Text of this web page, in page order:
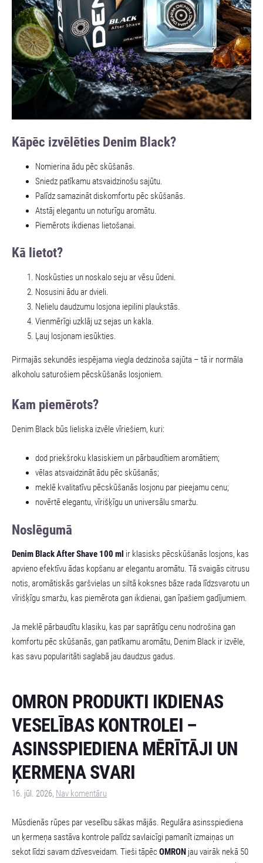
Kāpēc izvēlēties Denim Black?
Nomierina ādu pēc skūšanās.
Sniedz patīkamu atsvaidzinošu sajūtu.
Palīdz samazināt diskomfortu pēc skūšanās.
Atstāj elegantu un noturīgu aromātu.
Piemērots ikdienas lietošanai.
Kā lietot?
Noskūsties un noskalo seju ar vēsu ūdeni.
Nosusini ādu ar dvieli.
Nelielu daudzumu losjona iepilini plaukstās.
Vienmērīgi uzklāj uz sejas un kakla.
Ļauj losjonam iesūkties.
Pirmajās sekundēs iespējama viegla dedzinoša sajūta – tā ir normāla
alkoholu saturošiem pēcskūšanās losjoniem.
Kam piemērots?
Denim Black būs lieliska izvēle vīriešiem, kuri:
dod priekšroku klasiskiem un pārbaudītiem aromātiem;
vēlas atsvaidzināt ādu pēc skūšanās;
meklē kvalitatīvu pēcskūšanās losjonu par pieejamu cenu;
novērtē elegantu, vīrišķīgu un universālu smaržu.
Noslēgumā
Denim Black After Shave 100 ml ir klasisks pēcskūšanās losjons, kas
apvieno efektīvu ādas kopšanu ar elegantu aromātu. Tā svaigās citrusu
notis, aromātiskās garšvielas un siltā koksnes bāze rada līdzsvarotu un
vīrišķīgu smaržu, kas piemērota gan ikdienai, gan īpašiem gadījumiem.
Ja meklē pārbaudītu klasiku, kas par saprātīgu cenu nodrošina gan
komfortu pēc skūšanās, gan patīkamu aromātu, Denim Black ir izvēle,
kas savu popularitāti saglabā jau daudzus gadus.
OMRON PRODUKTI IKDIENAS
VESELĪBAS KONTROLEI –
ASINSSPIEDIENA MĒRĪTĀJI UN
ĶERMEŅA SVARI
16. jūl. 2026, Nav komentāru
Mūsdienās rūpes par veselību sākas mājās. Regulāra asinsspiediena
un ķermeņa sastāva kontrole palīdz savlaicīgi pamanīt izmaiņas un
sekot līdzi savam dzīvesveidam. Tieši tāpēc OMRON jau vairāk nekā 50